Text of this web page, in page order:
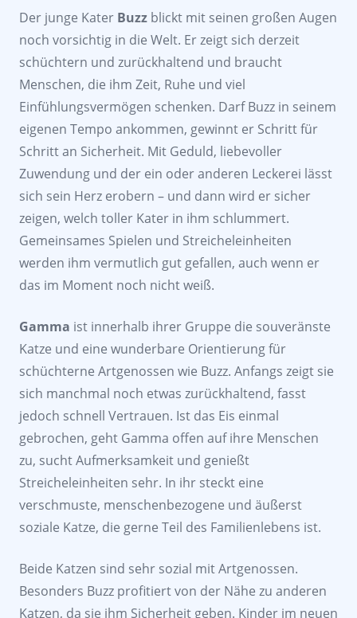
Der junge Kater Buzz blickt mit seinen großen Augen
noch vorsichtig in die Welt. Er zeigt sich derzeit
schüchtern und zurückhaltend und braucht
Menschen, die ihm Zeit, Ruhe und viel
Einfühlungsvermögen schenken. Darf Buzz in seinem
eigenen Tempo ankommen, gewinnt er Schritt für
Schritt an Sicherheit. Mit Geduld, liebevoller
Zuwendung und der ein oder anderen Leckerei lässt
sich sein Herz erobern – und dann wird er sicher
zeigen, welch toller Kater in ihm schlummert.
Gemeinsames Spielen und Streicheleinheiten
werden ihm vermutlich gut gefallen, auch wenn er
das im Moment noch nicht weiß.
Gamma ist innerhalb ihrer Gruppe die souveränste
Katze und eine wunderbare Orientierung für
schüchterne Artgenossen wie Buzz. Anfangs zeigt sie
sich manchmal noch etwas zurückhaltend, fasst
jedoch schnell Vertrauen. Ist das Eis einmal
gebrochen, geht Gamma offen auf ihre Menschen
zu, sucht Aufmerksamkeit und genießt
Streicheleinheiten sehr. In ihr steckt eine
verschmuste, menschenbezogene und äußerst
soziale Katze, die gerne Teil des Familienlebens ist.
Beide Katzen sind sehr sozial mit Artgenossen.
Besonders Buzz profitiert von der Nähe zu anderen
Katzen, da sie ihm Sicherheit geben. Kinder im neuen